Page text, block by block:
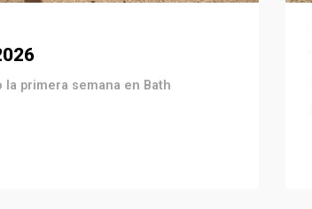
primera semana en Bath